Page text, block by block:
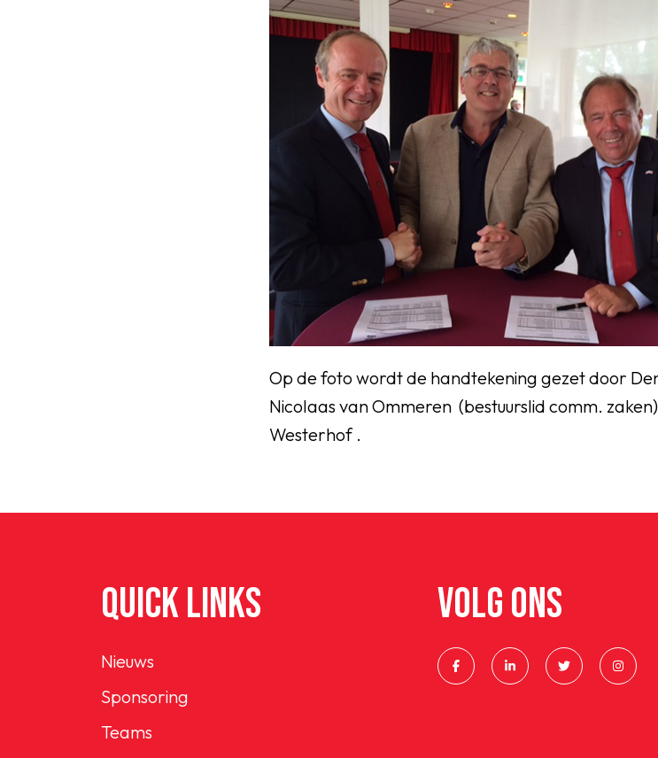
Op de foto wordt de handtekening gezet door
Nicolaas van Ommeren (bestuurslid comm.
Westerhof .
QUICK LINKS
Nieuws
Sponsoring
Teams
VOLG ONS